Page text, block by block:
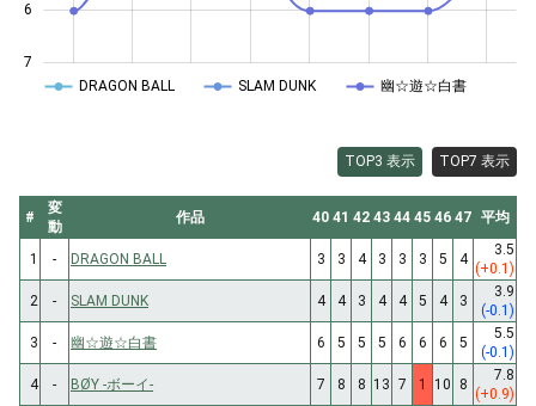
7
6
DRAGON BALL SLAM DUNK 幽☆遊☆白書
TOP3 表示 TOP7 表示
#
変
動
作品 40 41 42 43 44 45 46 47 平均
1 - DRAGON BALL 3 3 4 3 3 3 5 4
3.5
(+0.1)
2
- SLAM DUNK 4 4 3 4 4 5 4 3
3.9
(-0.1)
3
- 幽☆遊☆白書 6 5 5 5 6 6 6 5
5.5
(-0.1)
4
- BØY -ボーイ- 7 8 8 13 7 1 10 8
7.8
(+0.9)